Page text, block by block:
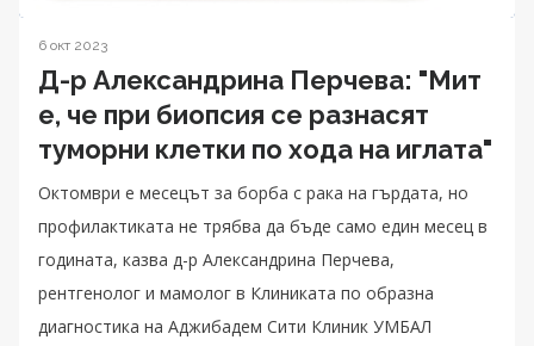
6 окт 2023
Д-р Александрина Перчева: "Мит
е, че при биопсия се разнасят
туморни клетки по хода на иглата"
Октомври е месецът за борба с рака на гърдата, но
профилактиката не трябва да бъде само един месец в
годината, казва д-р Александрина Перчева,
рентгенолог и мамолог в Клиниката по образна
диагностика на Аджибадем Сити Клиник УМБАЛ